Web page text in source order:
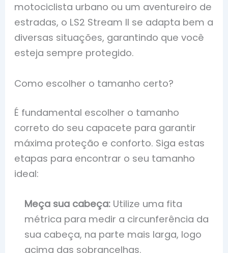
motociclista urbano ou um aventureiro de
estradas, o LS2 Stream II se adapta bem a
diversas situações, garantindo que você
esteja sempre protegido.
Como escolher o tamanho certo?
É fundamental escolher o tamanho
correto do seu capacete para garantir
máxima proteção e conforto. Siga estas
etapas para encontrar o seu tamanho
ideal:
Meça sua cabeça: Utilize uma fita
métrica para medir a circunferência da
sua cabeça, na parte mais larga, logo
acima das sobrancelhas.